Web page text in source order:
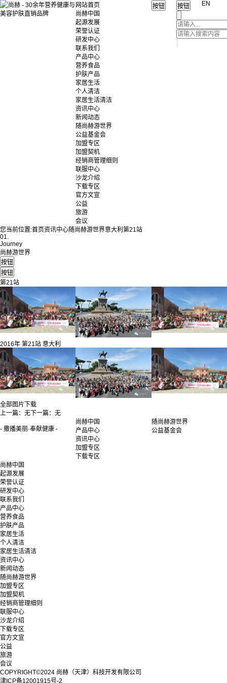
网站首页
尚赫中国
起源发展
荣誉认证
研发中心
联系我们
产品中心
营养食品
护肤产品
家居生活
个人清洁
家居生活清洁
资讯中心
新闻动态
随尚赫游世界
公益基金会
加盟专区
加盟契机
经销商管理细则
联服中心
沙龙介绍
下载专区
官方文宣
公益
旅游
会议
EN
您当前位置:首页资讯中心随尚赫游世界意大利 第21站
01.
Journey
尚赫游世界
第21站
2016年 第21站 意大利
全部图片下载
上一篇： 无 下一篇： 无
- 撒播美丽·奉献健康 -
尚赫中国
产品中心
资讯中心
加盟专区
下载专区
随尚赫游世界
公益基金会
尚赫中国
起源发展
荣誉认证
研发中心
联系我们
产品中心
营养食品
护肤产品
家居生活
个人清洁
家居生活清洁
资讯中心
新闻动态
随尚赫游世界
加盟专区
加盟契机
经销商管理细则
联服中心
沙龙介绍
下载专区
官方文宣
公益
旅游
会议
COPYRIGHT©2024 尚赫（天津）科技开发有限公司
津ICP备12001915号-2